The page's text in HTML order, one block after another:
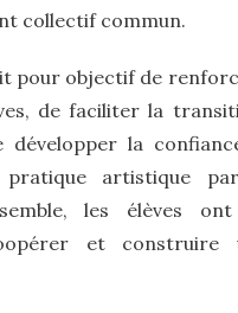
collectif commun.
pour objectif de
de faciliter la
développer la
artistique
les élèves
et